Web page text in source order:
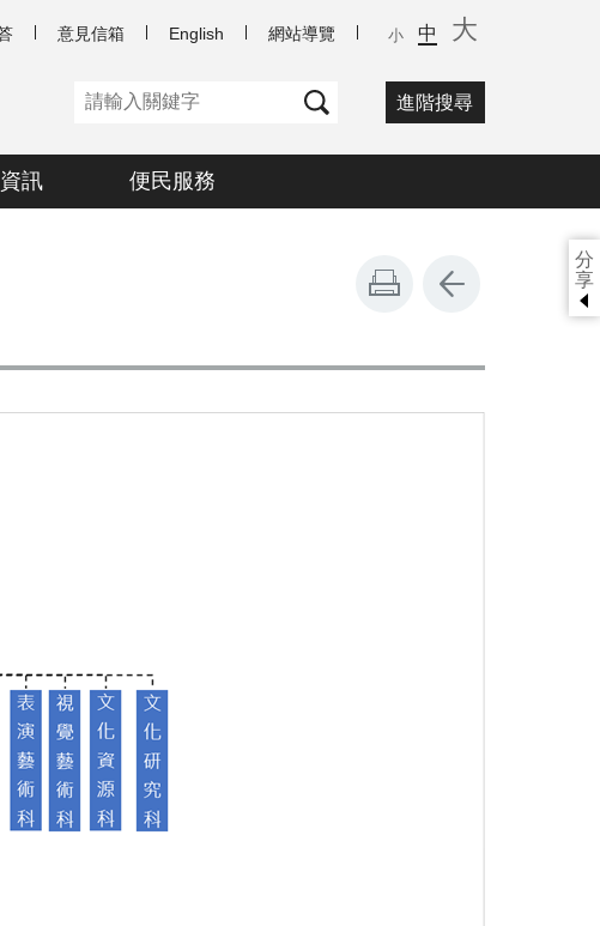
意見信箱 English 網站導覽 小 中 大
進階搜尋
訊 便民服務
分
享